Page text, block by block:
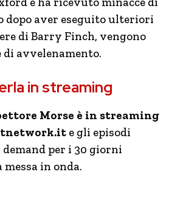
dopo aver eseguito ulteriori
di Barry Finch, vengono
avvelenamento.
in streaming
Morse è in streaming
e gli episodi
per i 30 giorni
in onda.